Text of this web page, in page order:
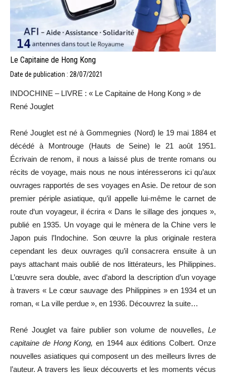
Le Capitaine de Hong Kong
Date de publication : 28/07/2021
INDOCHINE – LIVRE : « Le Capitaine de Hong Kong » de
René Jouglet
René Jouglet est né à Gommegnies (Nord) le 19 mai 1884 et
décédé à Montrouge (Hauts de Seine) le 21 août 1951.
Écrivain de renom, il nous a laissé plus de trente romans ou
récits de voyage, mais nous ne nous intéresserons ici qu’aux
ouvrages rapportés de ses voyages en Asie. De retour de son
premier périple asiatique, qu’il appelle lui-même le carnet de
route d‘un voyageur, il écrira « Dans le sillage des jonques »,
publié en 1935. Un voyage qui le mènera de la Chine vers le
Japon puis l’Indochine. Son œuvre la plus originale restera
cependant les deux ouvrages qu’il consacrera ensuite à un
pays attachant mais oublié de nos littérateurs, les Philippines.
L’œuvre sera double, avec d’abord la description d’un voyage
à travers « Le cœur sauvage des Philippines » en 1934 et un
roman, « La ville perdue », en 1936. Découvrez la suite…
René Jouglet va faire publier son volume de nouvelles, Le
capitaine de Hong Kong,en 1944 aux éditions Colbert. Onze
nouvelles asiatiques qui composent un des meilleurs livres de
l’auteur. A travers les lieux découverts et les moments vécus